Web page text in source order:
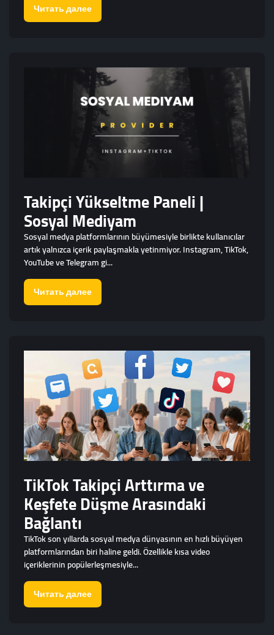
Читать далее
Takipçi Yükseltme Paneli |
Sosyal Mediyam
Sosyal medya platformlarının büyümesiyle birlikte kullanıcılar
artık yalnızca içerik paylaşmakla yetinmiyor. Instagram, TikTok,
YouTube ve Telegram gi...
Читать далее
TikTok Takipçi Arttırma ve
Keşfete Düşme Arasındaki
Bağlantı
TikTok son yıllarda sosyal medya dünyasının en hızlı büyüyen
platformlarından biri haline geldi. Özellikle kısa video
içeriklerinin popülerleşmesiyle...
Читать далее